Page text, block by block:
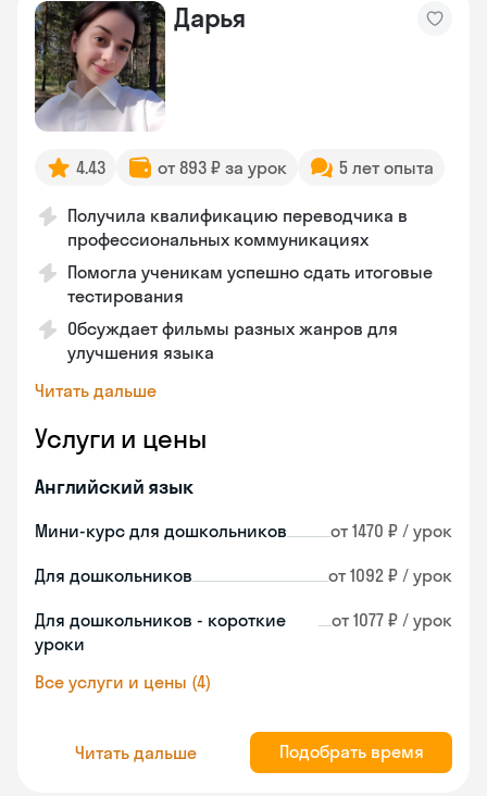
Дарья
4.43 от 893 ₽ за урок 5 лет опыта
Получила квалификацию переводчика в
профессиональных коммуникациях
Помогла ученикам успешно сдать итоговые
тестирования
Обсуждает фильмы разных жанров для
улучшения языка
Читать дальше
Услуги и цены
Английский язык
Мини-курс для дошкольников от 1470 ₽ / урок
Для дошкольников от 1092 ₽ / урок
Для дошкольников - короткие
уроки
от 1077 ₽ / урок
Все услуги и цены (4)
Читать дальше Подобрать время